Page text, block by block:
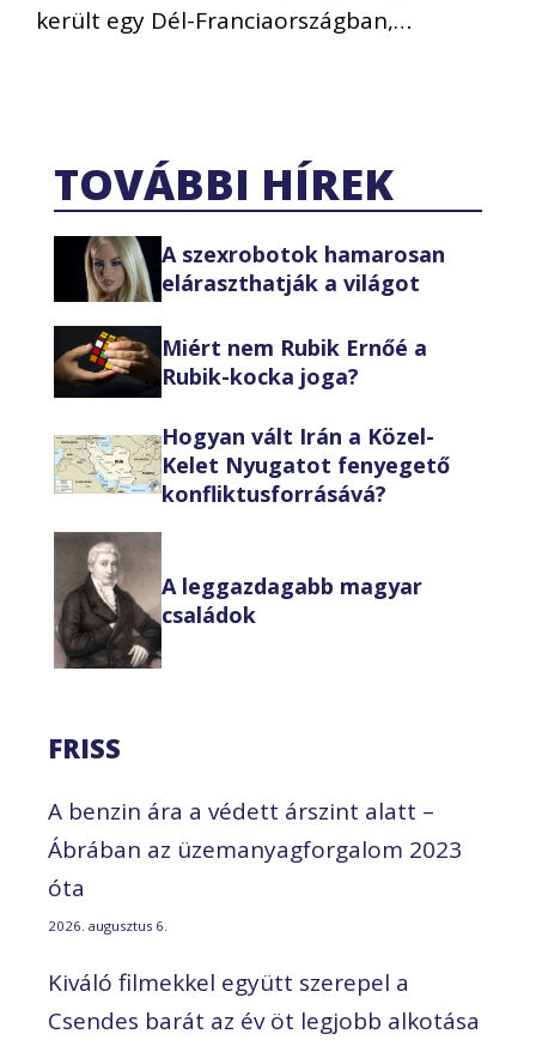
került egy Dél-Franciaországban,…
TOVÁBBI HÍREK
A szexrobotok hamarosan
eláraszthatják a világot
Miért nem Rubik Ernőé a
Rubik-kocka joga?
Hogyan vált Irán a Közel-
Kelet Nyugatot fenyegető
konfliktusforrásává?
A leggazdagabb magyar
családok
FRISS
A benzin ára a védett árszint alatt –
Ábrában az üzemanyagforgalom 2023
óta
2026. augusztus 6.
Kiváló filmekkel együtt szerepel a
Csendes barát az év öt legjobb alkotása